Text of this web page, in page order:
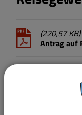
(220,57 KB)
Antrag auf